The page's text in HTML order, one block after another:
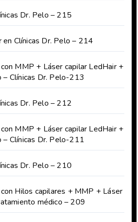
Dr. Pelo – 215
en Clínicas Dr. Pelo – 214
MMP + Láser capilar LedHair +
– Clínicas Dr. Pelo-213
Dr. Pelo – 212
MMP + Láser capilar LedHair +
– Clínicas Dr. Pelo-211
Dr. Pelo – 210
Hilos capilares + MMP + Láser
médico – 209